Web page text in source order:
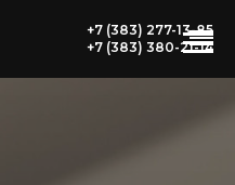
+7 (383) 277-13-85
+7 (383) 380-21-14